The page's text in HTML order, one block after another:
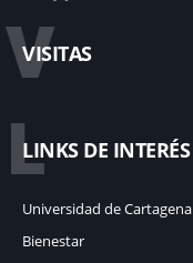
V
VISITAS
L
LINKS DE INTERÉS
Universidad de Cartagena
Bienestar